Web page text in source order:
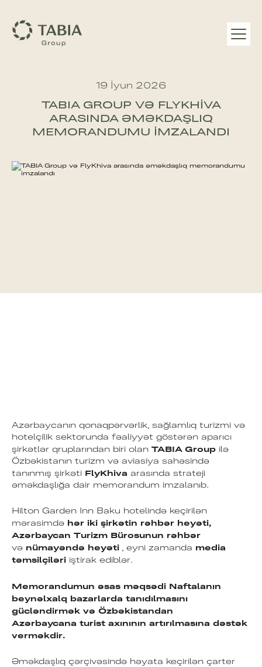
19 İyun 2026
TABIA GROUP VƏ FLYKHIVA
ARASINDA ƏMƏKDAŞLIQ
MEMORANDUMU IMZALANDI
Azərbaycanın qonaqpərvərlik, sağlamlıq turizmi və
hotelçilik sektorunda fəaliyyət göstərən aparıcı
şirkətlər qruplarından biri olan TABIA Group ilə
Özbəkistanın turizm və aviasiya sahəsində
tanınmış şirkəti FlyKhiva arasında strateji
əməkdaşlığa dair memorandum imzalanıb.
Hilton Garden Inn Baku hotelində keçirilən
mərasimdə hər iki şirkətin rəhbər heyəti,
Azərbaycan Turizm Bürosunun rəhbər
və nümayəndə heyəti , eyni zamanda media
təmsilçiləri iştirak ediblər.
Memorandumun əsas məqsədi Naftalanın
beynəlxalq bazarlarda tanıdılmasını
gücləndirmək və Özbəkistandan
Azərbaycana turist axınının artırılmasına dəstək
verməkdir.
Əməkdaşlıq çərçivəsində həyata keçirilən çarter